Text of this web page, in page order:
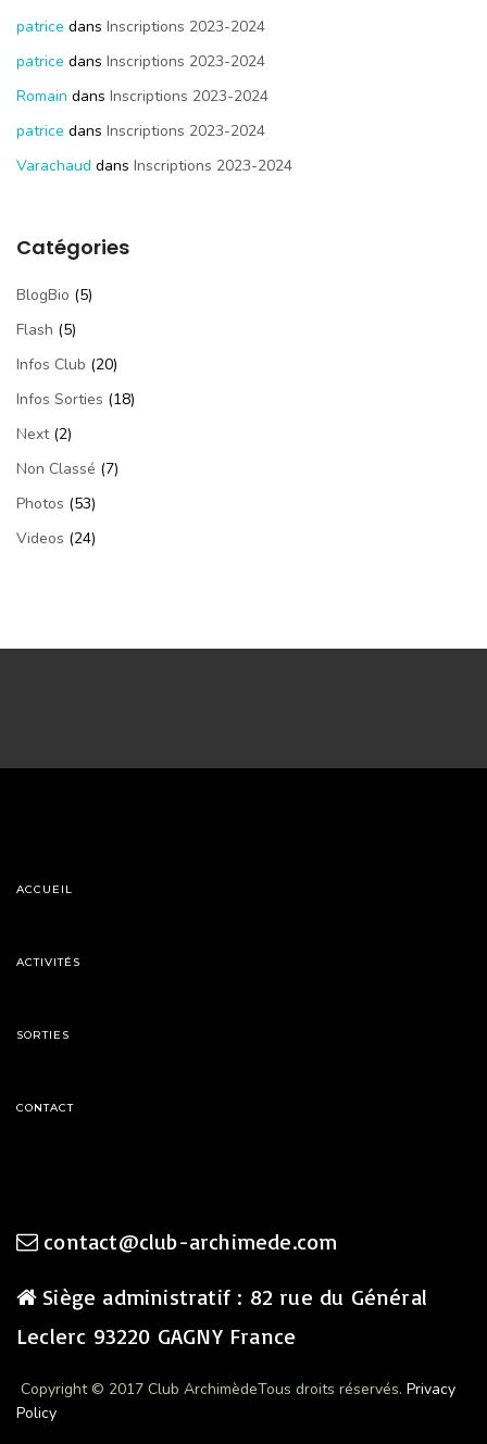
patrice dans Inscriptions 2023-2024
patrice dans Inscriptions 2023-2024
Romain dans Inscriptions 2023-2024
patrice dans Inscriptions 2023-2024
Varachaud dans Inscriptions 2023-2024
Catégories
BlogBio (5)
Flash (5)
Infos Club (20)
Infos Sorties (18)
Next(2)
Non Classé (7)
Photos (53)
Videos (24)
ACCUEIL
ACTIVITÉS
SORTIES
CONTACT
contact@club-archimede.com
Siège administratif : 82 rue du Général
Leclerc 93220 GAGNY France
Copyright © 2017 Club ArchimèdeTous droits réservés. Privacy
Policy